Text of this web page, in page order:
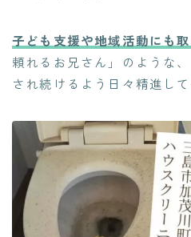
子ども支援や地域活動にも
頼れるお兄さん」のような
され続けるよう日々精進し